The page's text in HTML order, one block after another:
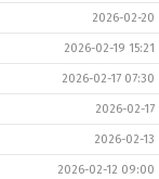
2026-02-20
2026-02-19 15:21
2026-02-17 07:30
2026-02-17
2026-02-13
2026-02-12 09:00